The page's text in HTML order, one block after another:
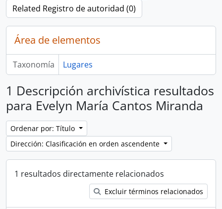
Related Registro de autoridad (0)
Área de elementos
Taxonomía Lugares
1 Descripción archivística resultados
para Evelyn María Cantos Miranda
Ordenar por: Título
Dirección: Clasificación en orden ascendente
1 resultados directamente relacionados
Excluir términos relacionados